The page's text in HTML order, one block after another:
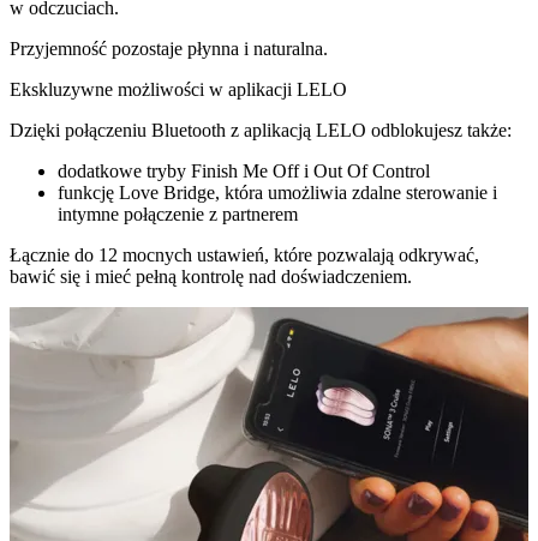
w odczuciach.
Przyjemność pozostaje płynna i naturalna.
Ekskluzywne możliwości w aplikacji LELO
Dzięki połączeniu Bluetooth z aplikacją LELO odblokujesz także:
dodatkowe tryby Finish Me Offi Out Of Control
funkcję Love Bridge, która umożliwia zdalne sterowanie i
intymne połączenie z partnerem
Łącznie do 12 mocnych ustawień, które pozwalają odkrywać,
bawić się i mieć pełną kontrolę nad doświadczeniem.